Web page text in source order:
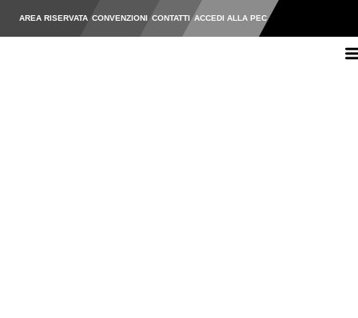
AREA RISERVATA CONVENZIONI CONTATTI ACCEDI ALLA PEC